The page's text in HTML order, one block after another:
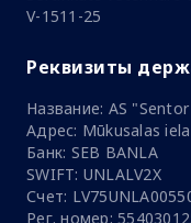
V-1511-25
Реквизиты
Название: AS
Адрес: Mūkusalas
Банк: SEB BANLA
SWIFT: UNLALV2X
Счет:
Рег. номер: